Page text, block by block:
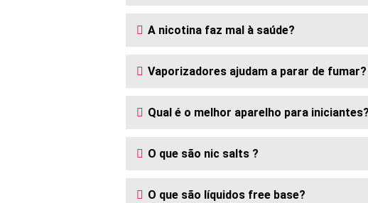
A nicotina faz mal à saúde?
Vaporizadores ajudam a parar de fumar?
Qual é o melhor aparelho para iniciantes?
O que são nic salts ?
O que são líquidos free base?